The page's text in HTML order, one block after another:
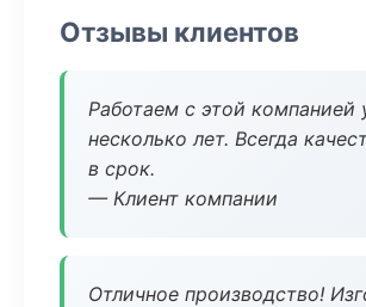
Отзывы клиентов
Работаем с этой компанией
несколько лет. Всегда
в срок.
— Клиент компании
Отличное производство!